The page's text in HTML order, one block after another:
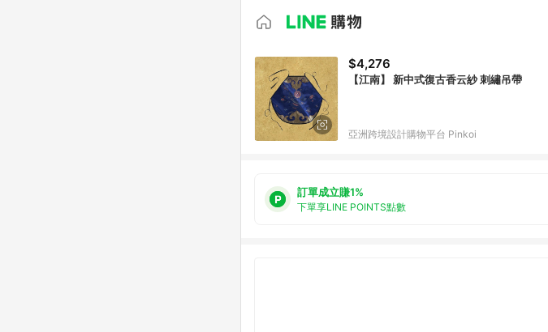
$4,276
【江南】 新中式復古香云紗 刺繡吊帶
亞洲跨境設計購物平台 Pinkoi
訂單成立賺1%
下單享LINE POINTS點數